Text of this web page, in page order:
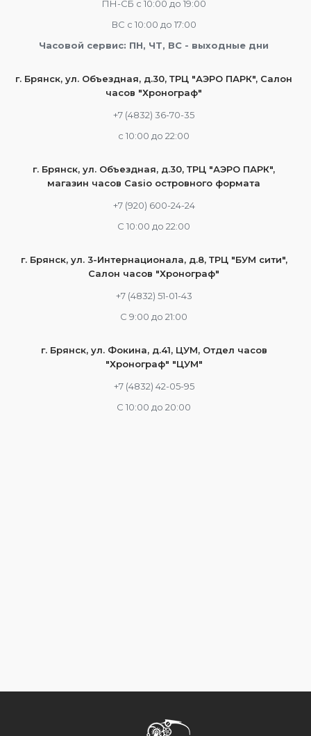
ПН-СБ с 10:00 до 19:00
ВС с 10:00 до 17:00
Часовой сервис: ПН, ЧТ, ВС - выходные дни
г. Брянск, ул. Объездная, д.30, ТРЦ "АЭРО ПАРК", Салон
часов "Хронограф"
+7 (4832) 36-70-35
c 10:00 до 22:00
г. Брянск, ул. Объездная, д.30, ТРЦ "АЭРО ПАРК",
магазин часов Casio островного формата
+7 (920) 600-24-24
С 10:00 до 22:00
г. Брянск, ул. 3-Интернационала, д.8, ТРЦ "БУМ сити",
Салон часов "Хронограф"
+7 (4832) 51-01-43
С 9:00 до 21:00
г. Брянск, ул. Фокина, д.41, ЦУМ, Отдел часов
"Хронограф" "ЦУМ"
+7 (4832) 42-05-95
С 10:00 до 20:00